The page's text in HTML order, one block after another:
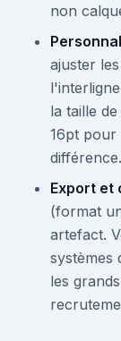
non
ajuster
la taille
16pt pour
différence.
Export et
(format
artefact.
systèmes
les